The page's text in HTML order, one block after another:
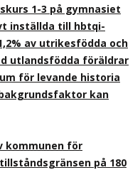
1-3 på gymnasiet
inställda till hbtqi-
av utrikesfödda och
utlandsfödda föräldrar
för levande historia
kan
kommunen för
på 180